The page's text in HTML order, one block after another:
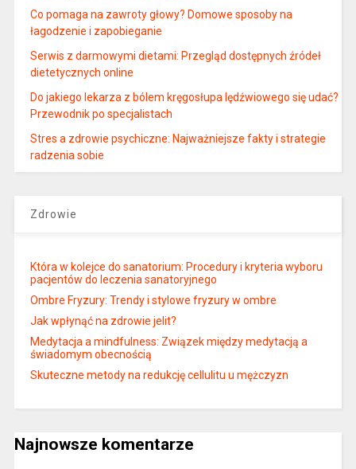
Co pomaga na zawroty głowy? Domowe sposoby na
łagodzenie i zapobieganie
Serwis z darmowymi dietami: Przegląd dostępnych źródeł
dietetycznych online
Do jakiego lekarza z bólem kręgosłupa lędźwiowego się udać?
Przewodnik po specjalistach
Stres a zdrowie psychiczne: Najważniejsze fakty i strategie
radzenia sobie
Zdrowie
Która w kolejce do sanatorium: Procedury i kryteria wyboru
pacjentów do leczenia sanatoryjnego
Ombre Fryzury: Trendy i stylowe fryzury w ombre
Jak wpłynąć na zdrowie jelit?
Medytacja a mindfulness: Związek między medytacją a
świadomym obecnością
Skuteczne metody na redukcję cellulitu u mężczyzn
Najnowsze komentarze